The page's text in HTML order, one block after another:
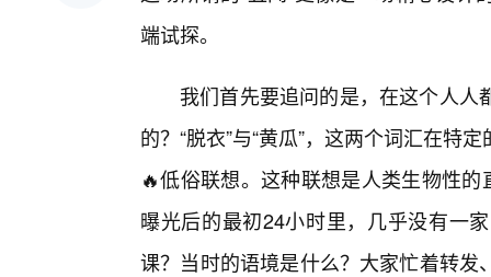
端试探。
我们首先要追问的是，在这个人
的？“脱衣”与“黄瓜”，这两个词汇在特
🔥低俗联想。这种联想是人类生物性
曝光后的最初24小时里，几乎没有一
课？当时的语境是什么？大家忙着转